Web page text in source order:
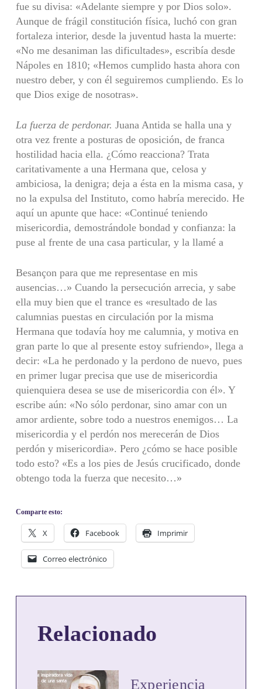
fue su divisa: «Adelante siempre y por Dios solo».
Aunque de frágil constitución física, luchó con gran
fortaleza interior, desde la juventud hasta la muerte:
«No me desaniman las dificultades», escribía desde
Nápoles en 1810; «Hemos cumplido hasta ahora con
nuestro deber, y con él seguiremos cumpliendo. Es lo
que Dios exige de nosotras».
La fuerza de perdonar. Juana Antida se halla una y
otra vez frente a posturas de oposición, de franca
hostilidad hacia ella. ¿Cómo reacciona? Trata
caritativamente a una Hermana que, celosa y
ambiciosa, la denigra; deja a ésta en la misma casa, y
no la expulsa del Instituto, como habría merecido. He
aquí un apunte que hace: «Continué teniendo
misericordia, demostrándole bondad y confianza: la
puse al frente de una casa particular, y la llamé a
Besançon para que me representase en mis
ausencias…» Cuando la persecución arrecia, y sabe
ella muy bien que el trance es «resultado de las
calumnias puestas en circulación por la misma
Hermana que todavía hoy me calumnia, y motiva en
gran parte lo que al presente estoy sufriendo», llega a
decir: «La he perdonado y la perdono de nuevo, pues
en primer lugar precisa que use de misericordia
quienquiera desea se use de misericordia con él». Y
escribe aún: «No sólo perdonar, sino amar con un
amor ardiente, sobre todo a nuestros enemigos… La
misericordia y el perdón nos merecerán de Dios
perdón y misericordia». Pero ¿cómo se hace posible
todo esto? «Es a los pies de Jesús crucificado, donde
obtengo toda la fuerza que necesito…»
Comparte esto:
X Facebook Imprimir
Correo electrónico
Relacionado
Experiencia